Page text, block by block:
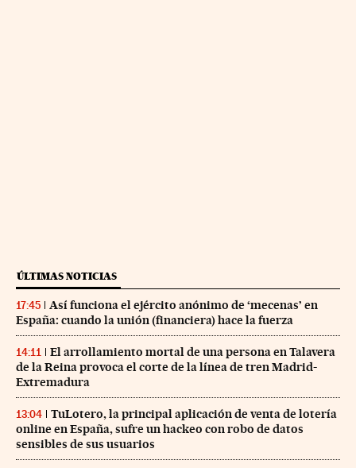
ÚLTIMAS NOTICIAS
17:45
Así funciona el ejército anónimo de ‘mecenas’ en
España: cuando la unión (financiera) hace la fuerza
14:11
El arrollamiento mortal de una persona en Talavera
de la Reina provoca el corte de la línea de tren Madrid-
Extremadura
13:04
TuLotero, la principal aplicación de venta de lotería
online en España, sufre un hackeo con robo de datos
sensibles de sus usuarios